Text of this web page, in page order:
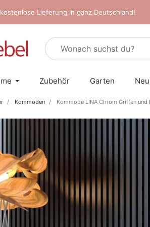
Lieferung in ganz Deutschland!
Zubehör Garten
Kommoden Kommode LINA Chrom Griffen und